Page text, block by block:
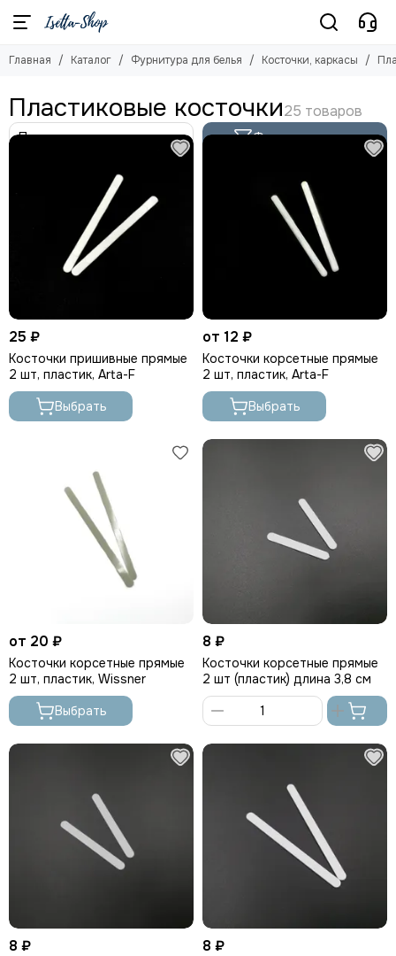
Фурнитура для белья
Косточки, каркасы
Пластиковые косточки
Китовый ус
Разделители для декольте
Кольца и Регуляторы
Крючки
Застежки с крючками
Бейки для бюстов
Усилители бретели
Главная Каталог Фурнитура для белья Косточки, каркасы
Пластиковые косточки
Фильтр товаров
25 ₽
Косточки пришивные прямые
2 шт, пластик, Arta-F
Выбрать
от 12 ₽
Косточки корсетные прямые
2 шт, пластик, Arta-F
Выбрать
от 20 ₽
Косточки корсетные прямые
2 шт, пластик, Wissner
Выбрать
8 ₽
Косточки корсетные прямые
2 шт (пластик) длина 3,8 см
корзину
8 ₽ 8 ₽